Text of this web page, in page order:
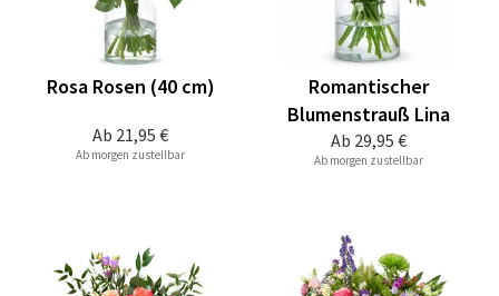
Ab 21,95 €
Rosa Rosen (40 cm)
Ab morgen zustellbar
Ab 29,95 €
Romantischer
Blumenstrauß Lina
Ab morgen zustellbar